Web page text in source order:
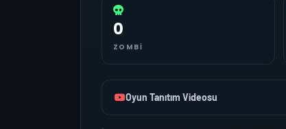
0
ZOMBI
Oyun Tanıtım Videosu